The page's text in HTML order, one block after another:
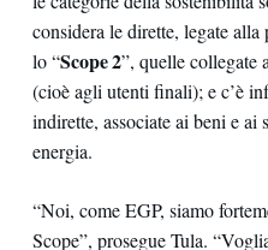
considera le dirette, legate
lo “Scope 2”, quelle collegate
(cioè agli utenti finali); e c’è
indirette, associate ai beni e
energia.
“Noi, come EGP, siamo
Scope”, prosegue Tula.